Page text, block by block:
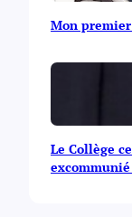
Mon
Le Collège